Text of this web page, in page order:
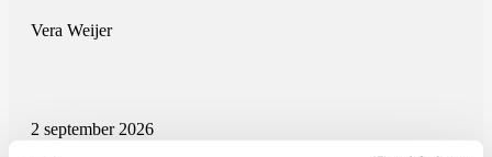
Vera Weijer
2 september 2026